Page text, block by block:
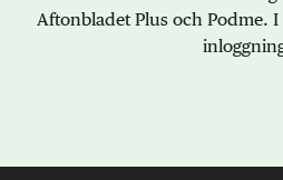
Aftonbladet Plus och Podme.